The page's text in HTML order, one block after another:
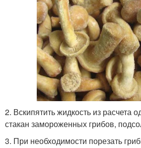
2. Вскипятить жидкость из расчета
стакан замороженных грибов,
3. При необходимости порезать